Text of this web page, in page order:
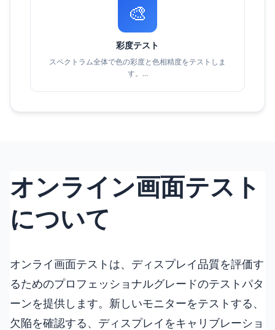
🎨
彩度テスト
スペクトラム全体で色の彩度と色相精度をテストしま
す。...
オンライン画面テスト
について
オンライ画面テストは、ディスプレイ品質を評価す
るためのプロフェッショナルグレードのテストパタ
ーンを提供します。新しいモニターをテストする、
欠陥を確認する、ディスプレイをキャリブレーショ